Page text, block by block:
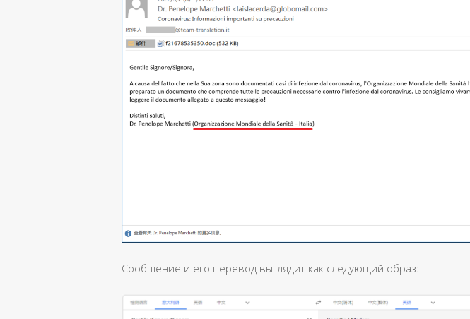
Сообщение и его перевод выглядит как следующий образ: